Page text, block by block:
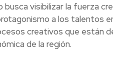
busca visibilizar la fuerza
a los talentos
creativos que están
de la región.